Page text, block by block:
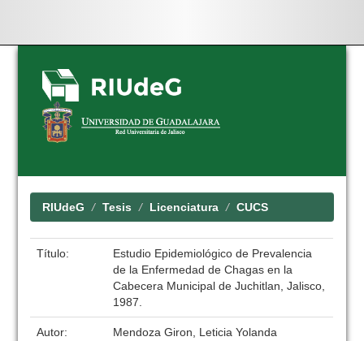
Skip
navigation
RIUdeG Tesis Licenciatura CUCS
Título:
Estudio Epidemiológico de Prevalencia
de la Enfermedad de Chagas en la
Cabecera Municipal de Juchitlan, Jalisco,
1987.
Autor: Mendoza Giron, Leticia Yolanda